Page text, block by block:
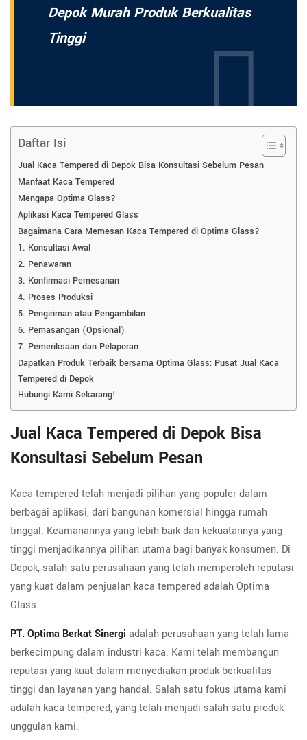
Depok Murah Produk Berkualitas
Tinggi
Daftar Isi
Jual Kaca Tempered di Depok Bisa Konsultasi Sebelum Pesan
Manfaat Kaca Tempered
Mengapa Optima Glass?
Aplikasi Kaca Tempered Glass
Bagaimana Cara Memesan Kaca Tempered di Optima Glass?
1. Konsultasi Awal
2. Penawaran
3. Konfirmasi Pemesanan
4. Proses Produksi
5. Pengiriman atau Pengambilan
6. Pemasangan (Opsional)
7. Pemeriksaan dan Pelaporan
Dapatkan Produk Terbaik bersama Optima Glass: Pusat Jual Kaca
Tempered di Depok
Hubungi Kami Sekarang!
Jual Kaca Tempered di Depok Bisa
Konsultasi Sebelum Pesan
Kaca tempered telah menjadi pilihan yang populer dalam
berbagai aplikasi, dari bangunan komersial hingga rumah
tinggal. Keamanannya yang lebih baik dan kekuatannya yang
tinggi menjadikannya pilihan utama bagi banyak konsumen. Di
Depok, salah satu perusahaan yang telah memperoleh reputasi
yang kuat dalam penjualan kaca tempered adalah Optima
Glass.
PT. Optima Berkat Sinergi adalah perusahaan yang telah lama
berkecimpung dalam industri kaca. Kami telah membangun
reputasi yang kuat dalam menyediakan produk berkualitas
tinggi dan layanan yang handal. Salah satu fokus utama kami
adalah kaca tempered, yang telah menjadi salah satu produk
unggulan kami.